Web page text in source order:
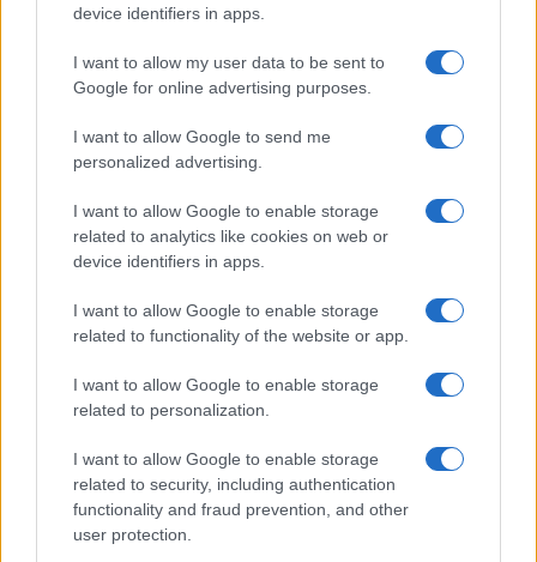
device identifiers in apps.
I want to allow my user data to be sent to
Google for online advertising purposes.
I want to allow Google to send me
personalized advertising.
I want to allow Google to enable storage
related to analytics like cookies on web or
device identifiers in apps.
I want to allow Google to enable storage
related to functionality of the website or app.
I want to allow Google to enable storage
related to personalization.
I want to allow Google to enable storage
related to security, including authentication
functionality and fraud prevention, and other
user protection.
recessione. Complice una Cina sempre più in
difficoltà a gestire il collasso del proprio mercato
immobiliare, come dimostra la crisi di
debiti. Il “whatever it takes” di Mario Draghi
ha salvato l’euro una volta ma non è detto che il
banchiere avrà lo stesso successo nel nuovo ruolo
di superconsulente incaricato di scrivere un
rapporto sulla competitività europea. La Germania
e la Bce sono avvisate.
#BUND #EUROTOWER
#GERMANIA
#INFLAZIONE
#OLAF SCHOLZ
#S&P